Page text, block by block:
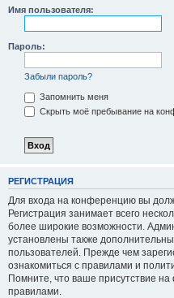
Имя пользователя:
Пароль:
Забыли пароль?
Запомнить меня
Скрыть моё пребывание на
РЕГИСТРАЦИЯ
Для входа на конференцию вы
Регистрация занимает всего
более широкие возможности.
установлены также
пользователей. Прежде чем
ознакомиться с правилами и
Помните, что ваше присутствие
правилами.